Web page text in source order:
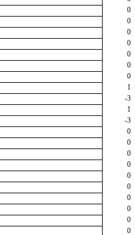
0
0
0
0
0
0
0
1
-3
1
-3
0
0
0
0
0
0
0
0
0
0